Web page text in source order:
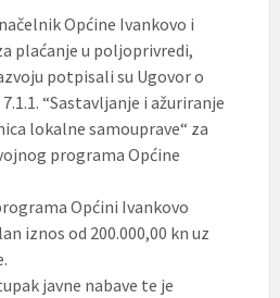
Općine Ivankovo i
plaćanje u poljoprivredi,
potpisali su Ugovor o
“Sastavljanje i ažuriranje
lokalne samouprave“ za
programa Općine
Općini Ivankovo
iznos od 200.000,00 kn uz
javne nabave te je